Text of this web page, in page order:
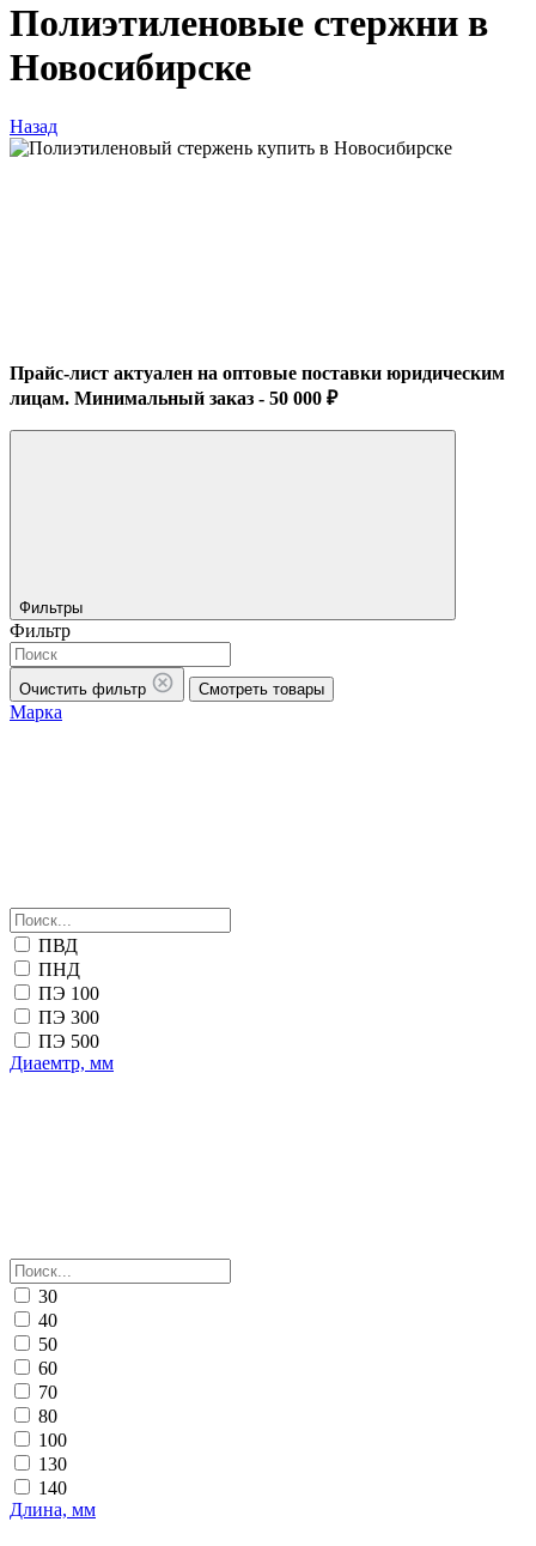
Полиэтиленовые стержни в
Новосибирске
Назад
Прайс-лист актуален на оптовые поставки юридическим
лицам. Минимальный заказ - 50 000 ₽
Фильтры
Фильтр
Очистить фильтр Смотреть товары
Марка
ПВД
ПНД
ПЭ 100
ПЭ 300
ПЭ 500
Диаемтр, мм
30
40
50
60
70
80
100
130
140
Длина, мм